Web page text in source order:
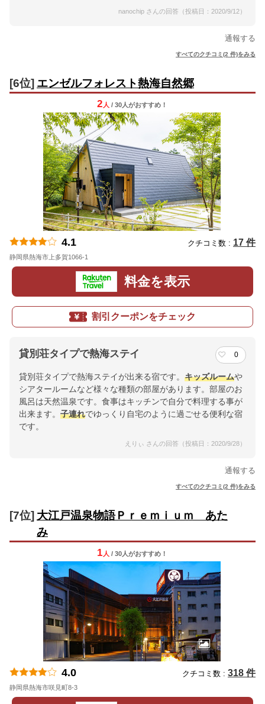
nanochip さんの回答（投稿日：2020/9/12）
通報する
すべてのクチコミ(2 件)をみる
[6位] エンゼルフォレスト熱海自然郷
2 人 / 30人がおすすめ！
4.1 クチコミ数 : 17 件
静岡県熱海市上多賀1066-1
料金を表示
割引クーポンをチェック
貸別荘タイプで熱海ステイ 0
貸別荘タイプで熱海ステイが出来る宿です。 キッズルームや
シアタールームなど様々な種類の部屋があります。部屋のお
風呂は天然温泉です。食事はキッチンで自分で料理する事が
出来ます。 子連れでゆっくり自宅のように過ごせる便利な宿
です。
えりぃ さんの回答（投稿日：2020/9/28）
通報する
すべてのクチコミ(2 件)をみる
[7位] 大江戸温泉物語Ｐｒｅｍｉｕｍ あた
み
1 人 / 30人がおすすめ！
4.0 クチコミ数 : 318 件
静岡県熱海市咲見町8-3